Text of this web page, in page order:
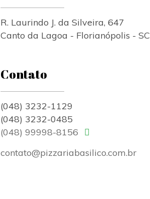
R. Laurindo J. da Silveira, 647
Canto da Lagoa - Florianópolis - SC
Contato
(048) 3232-1129
(048) 3232-0485
(048) 99998-8156
contato@pizzariabasilico.com.br